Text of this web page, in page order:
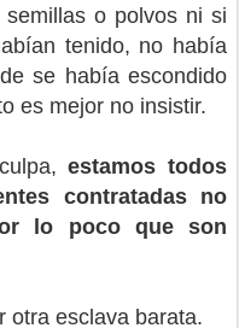
o polvos ni si
tenido, no había
se había escondido
es mejor no insistir.
estamos todos
contratadas no
lo poco que son
otra esclava barata.